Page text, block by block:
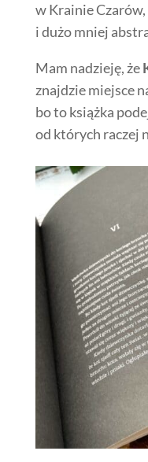
w Krainie
i dużo mniej
Mam nadzieję, że
znajdzie miejsce
bo to książka
od których raczej